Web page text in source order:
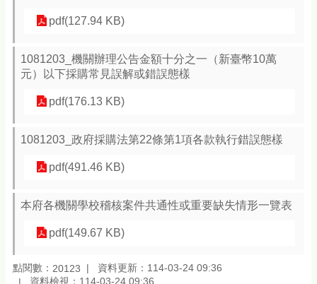
pdf(127.94 KB)
1081203_機關辦理公告金額十分之一（新臺幣10萬
元）以下採購常見誤解或錯誤態樣
pdf(176.13 KB)
1081203_政府採購法第22條第1項各款執行錯誤態樣
pdf(491.46 KB)
本府各機關學校稽核案件共通性或重要缺失情形一覽表
pdf(149.67 KB)
點閱數： 20123
資料更新：114-03-24 09:36
資料檢視：114-03-24 09:36